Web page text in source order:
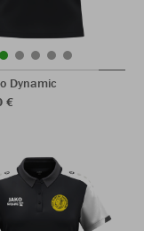
Dynamic
€